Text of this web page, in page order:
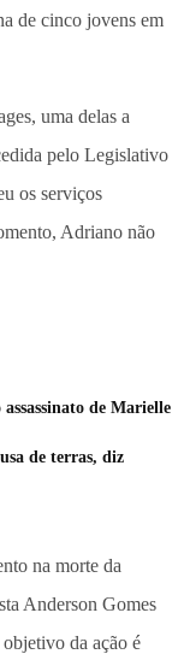
de cinco jovens em
uma delas a
pelo Legislativo
os serviços
Adriano não
de Marielle
de terras, diz
na morte da
Anderson Gomes
da ação é